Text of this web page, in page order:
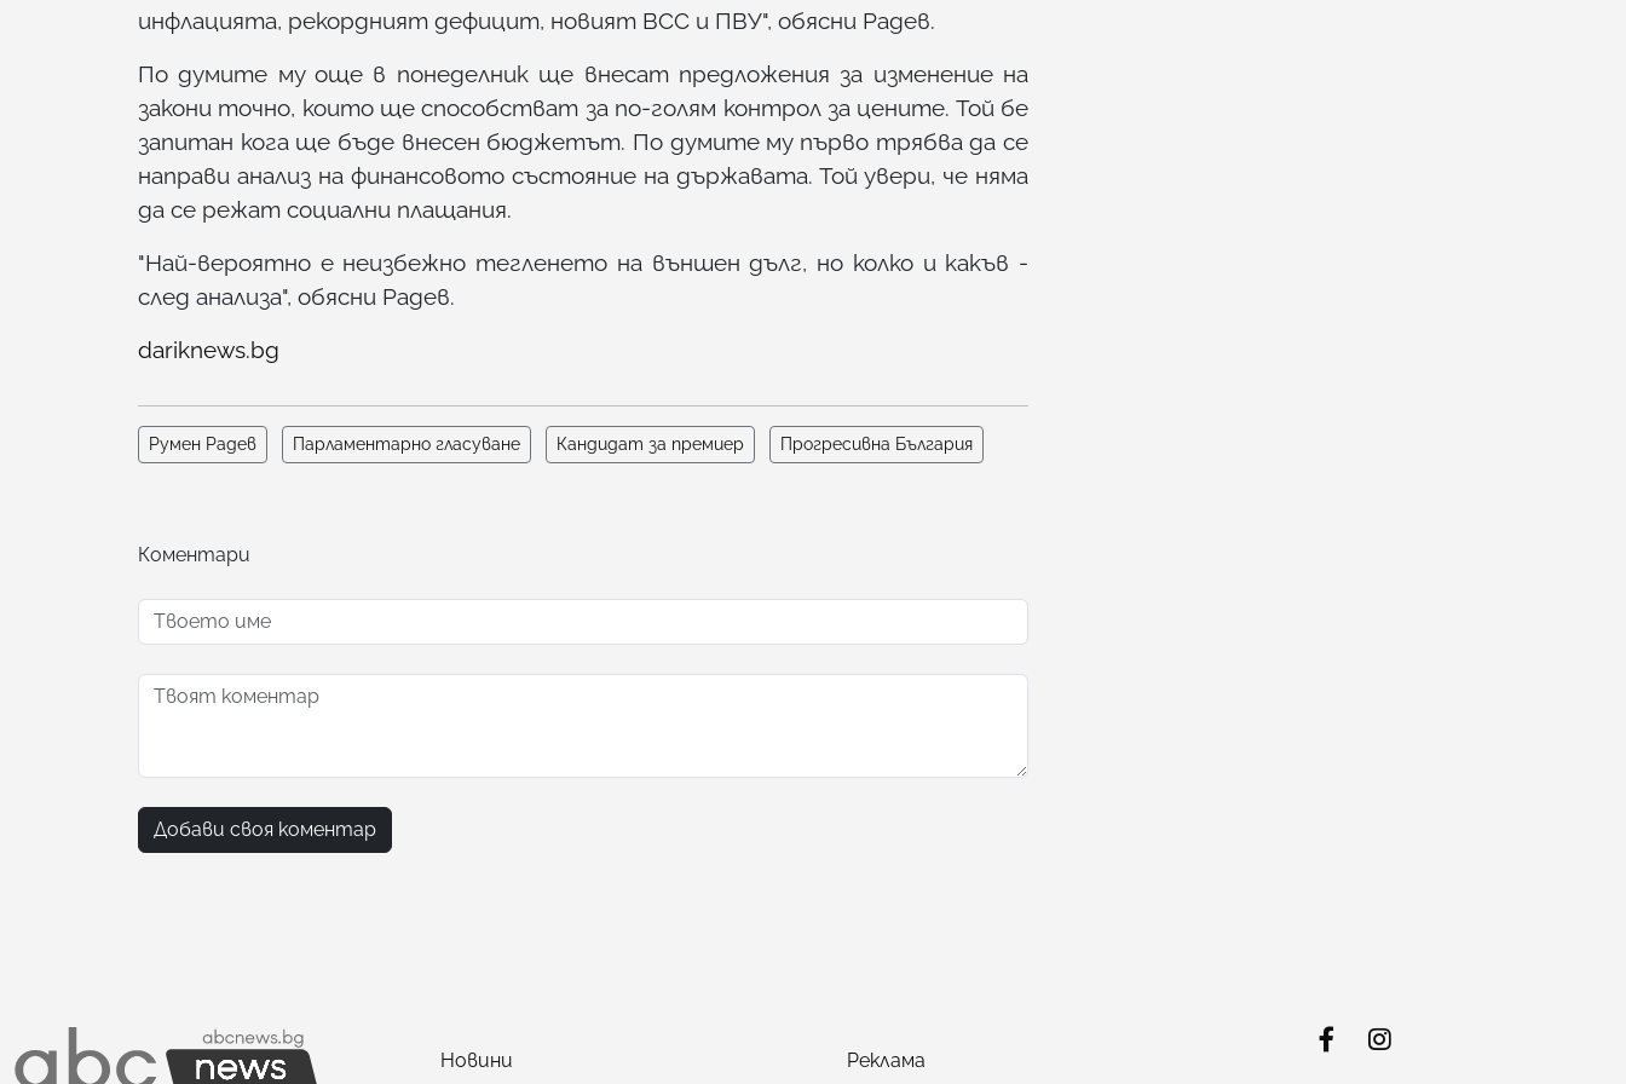
инфлацията, рекордният дефицит, новият ВСС и ПВУ", обясни Радев.
По думите му още в понеделник ще внесат предложения за изменение на
закони точно, които ще способстват за по-голям контрол за цените. Той бе
запитан кога ще бъде внесен бюджетът. По думите му първо трябва да се
направи анализ на финансовото състояние на държавата. Той увери, че няма
да се режат социални плащания.
"Най-вероятно е неизбежно тегленето на външен дълг, но колко и какъв -
след анализа", обясни Радев.
dariknews.bg
Румен Радев Парламентарно гласуване Кандидат за премиер Прогресивна България
Коментари
Добави своя коментар
Новини Реклама